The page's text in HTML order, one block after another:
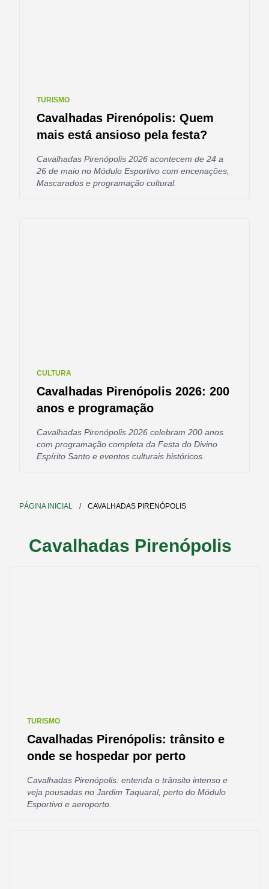
TURISMO
Cavalhadas Pirenópolis: Quem
mais está ansioso pela festa?
Cavalhadas Pirenópolis 2026 acontecem de 24 a
26 de maio no Módulo Esportivo com encenações,
Mascarados e programação cultural.
CULTURA
Cavalhadas Pirenópolis 2026: 200
anos e programação
Cavalhadas Pirenópolis 2026 celebram 200 anos
com programação completa da Festa do Divino
Espírito Santo e eventos culturais históricos.
PÁGINA INICIAL / CAVALHADAS PIRENÓPOLIS
Cavalhadas Pirenópolis
TURISMO
Cavalhadas Pirenópolis: trânsito e
onde se hospedar por perto
Cavalhadas Pirenópolis: entenda o trânsito intenso e
veja pousadas no Jardim Taquaral, perto do Módulo
Esportivo e aeroporto.